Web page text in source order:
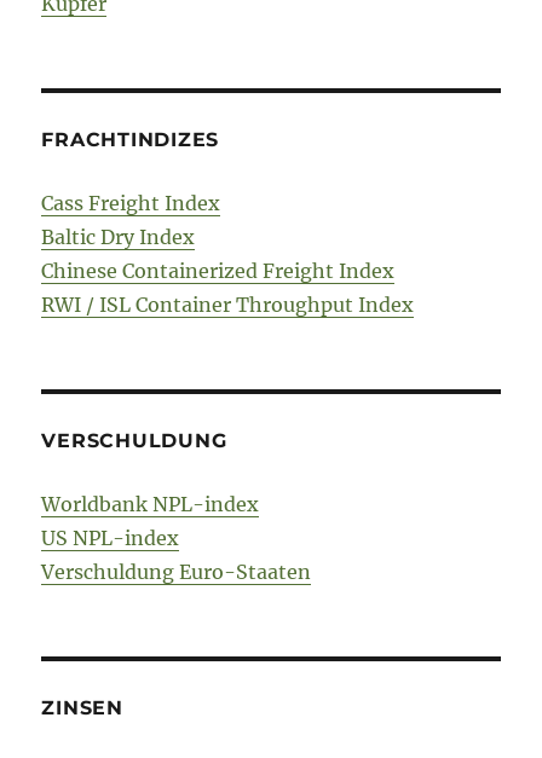
FRACHTINDIZES
Cass Freight Index
Baltic Dry Index
Chinese Containerized Freight Index
RWI / ISL Container Throughput Index
VERSCHULDUNG
Worldbank NPL-index
US NPL-index
Verschuldung Euro-Staaten
ZINSEN